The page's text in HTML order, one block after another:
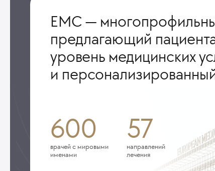
ЕМС —
предлагающий
уровень медицинских
и
600
врачей с мировыми
именами
57
направлений
лечения